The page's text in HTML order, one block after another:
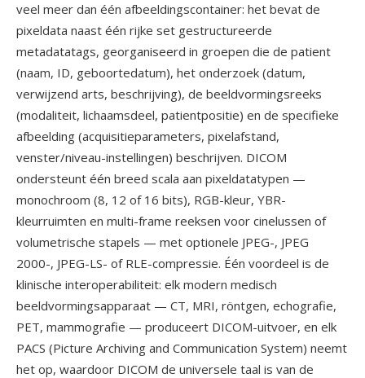
veel meer dan één afbeeldingscontainer: het bevat de
pixeldata naast één rijke set gestructureerde
metadatatags, georganiseerd in groepen die de patient
(naam, ID, geboortedatum), het onderzoek (datum,
verwijzend arts, beschrijving), de beeldvormingsreeks
(modaliteit, lichaamsdeel, patientpositie) en de specifieke
afbeelding (acquisitieparameters, pixelafstand,
venster/niveau-instellingen) beschrijven. DICOM
ondersteunt één breed scala aan pixeldatatypen —
monochroom (8, 12 of 16 bits), RGB-kleur, YBR-
kleurruimten en multi-frame reeksen voor cinelussen of
volumetrische stapels — met optionele JPEG-, JPEG
2000-, JPEG-LS- of RLE-compressie. Één voordeel is de
klinische interoperabiliteit: elk modern medisch
beeldvormingsapparaat — CT, MRI, röntgen, echografie,
PET, mammografie — produceert DICOM-uitvoer, en elk
PACS (Picture Archiving and Communication System) neemt
het op, waardoor DICOM de universele taal is van de